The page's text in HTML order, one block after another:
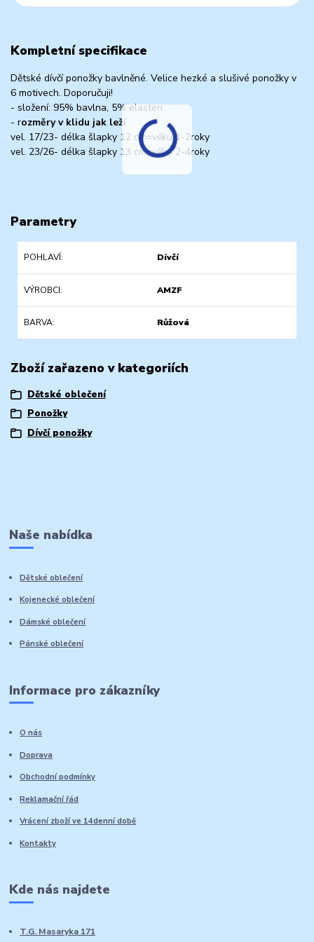
Kompletní specifikace
Dětské dívčí ponožky bavlněné. Velice hezké a slušivé ponožky v
6 motivech. Doporučuji!
- složení: 95% bavlna, 5% elasten
- rozměry v klidu jak leží
vel. 17/23- délka šlapky 12 cm=věku 1-2roky
vel. 23/26- délka šlapky 13 cm=věku 2-4roky
Parametry
POHLAVÍ Dívčí
VÝROBCI AMZF
BARVA Růžová
Zboží zařazeno v kategoriích
Dětské oblečení
Ponožky
Dívčí ponožky
Naše nabídka
Dětské oblečení
Kojenecké oblečení
Dámské oblečení
Pánské oblečení
Informace pro zákazníky
O nás
Doprava
Obchodní podmínky
Reklamační řád
Vrácení zboží ve 14denní době
Kontakty
Kde nás najdete
T.G. Masaryka 171